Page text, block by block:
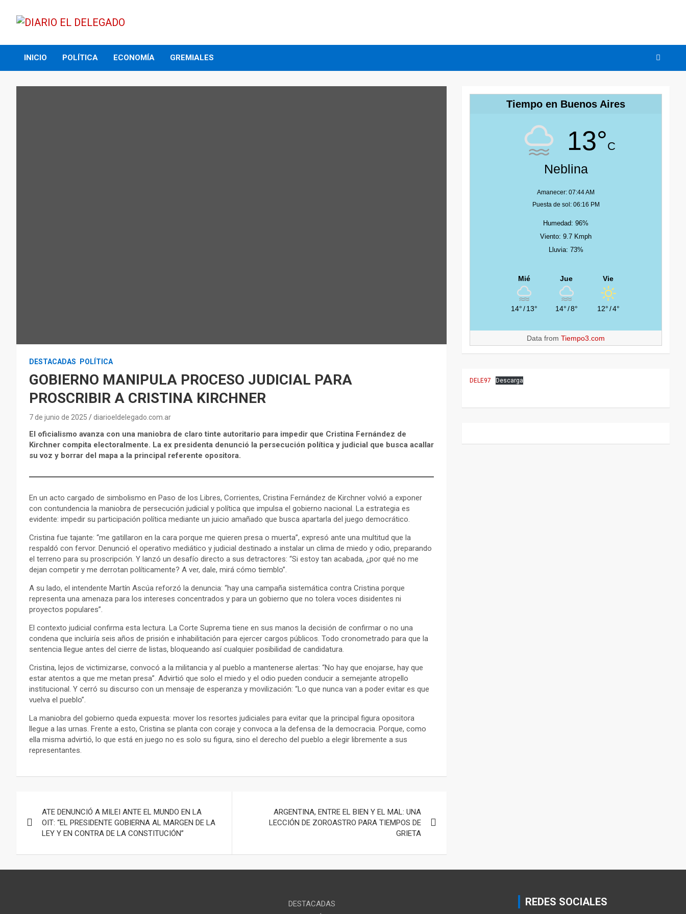
content
DIARIO EL DELEGADO
INICIO POLÍTICA ECONOMÍA GREMIALES
DESTACADAS POLÍTICA
GOBIERNO MANIPULA PROCESO JUDICIAL PARA
PROSCRIBIR A CRISTINA KIRCHNER
7 de junio de 2025 diarioeldelegado.com.ar
El oficialismo avanza con una maniobra de claro tinte autoritario para impedir que Cristina Fernández de
Kirchner compita electoralmente. La ex presidenta denunció la persecución política y judicial que busca acallar
su voz y borrar del mapa a la principal referente opositora.
En un acto cargado de simbolismo en Paso de los Libres, Corrientes, Cristina Fernández de Kirchner volvió a exponer
con contundencia la maniobra de persecución judicial y política que impulsa el gobierno nacional. La estrategia es
evidente: impedir su participación política mediante un juicio amañado que busca apartarla del juego democrático.
Cristina fue tajante: “me gatillaron en la cara porque me quieren presa o muerta”, expresó ante una multitud que la
respaldó con fervor. Denunció el operativo mediático y judicial destinado a instalar un clima de miedo y odio, preparando
el terreno para su proscripción. Y lanzó un desafío directo a sus detractores: “Si estoy tan acabada, ¿por qué no me
dejan competir y me derrotan políticamente? A ver, dale, mirá cómo tiemblo”.
A su lado, el intendente Martín Ascúa reforzó la denuncia: “hay una campaña sistemática contra Cristina porque
representa una amenaza para los intereses concentrados y para un gobierno que no tolera voces disidentes ni
proyectos populares”.
El contexto judicial confirma esta lectura. La Corte Suprema tiene en sus manos la decisión de confirmar o no una
condena que incluiría seis años de prisión e inhabilitación para ejercer cargos públicos. Todo cronometrado para que la
sentencia llegue antes del cierre de listas, bloqueando así cualquier posibilidad de candidatura.
Cristina, lejos de victimizarse, convocó a la militancia y al pueblo a mantenerse alertas: “No hay que enojarse, hay que
estar atentos a que me metan presa”. Advirtió que solo el miedo y el odio pueden conducir a semejante atropello
institucional. Y cerró su discurso con un mensaje de esperanza y movilización: “Lo que nunca van a poder evitar es que
vuelva el pueblo”.
La maniobra del gobierno queda expuesta: mover los resortes judiciales para evitar que la principal figura opositora
llegue a las urnas. Frente a esto, Cristina se planta con coraje y convoca a la defensa de la democracia. Porque, como
ella misma advirtió, lo que está en juego no es solo su figura, sino el derecho del pueblo a elegir libremente a sus
representantes.
de
ATE DENUNCIÓ A MILEI ANTE EL MUNDO EN LA
OIT: “EL PRESIDENTE GOBIERNA AL MARGEN DE LA
LEY Y EN CONTRA DE LA CONSTITUCIÓN”
ARGENTINA, ENTRE EL BIEN Y EL MAL: UNA
LECCIÓN DE ZOROASTRO PARA TIEMPOS DE
GRIETA
Tiempo en Buenos Aires
13°C
Neblina
Amanecer: 07:44 AM
Puesta de sol: 06:16 PM
Humedad: 96%
Viento: 9.7 Kmph
Lluvia: 73%
Mié
14°/ 13°
Jue
14°/8°
Vie
12°/4°
Data fromTiempo3.com
DELE97 Descarga
DESTACADAS
REDES SOCIALES